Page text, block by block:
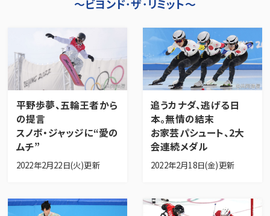
～ビヨンド･ザ･リミット～
平野歩夢、五輪王者から
の提言
スノボ・ジャッジに“愛の
ムチ”
2022年2月22日(火)更新
追うカナダ、逃げる日
本。無情の結末
お家芸パシュート、2大
会連続メダル
2022年2月18日(金)更新